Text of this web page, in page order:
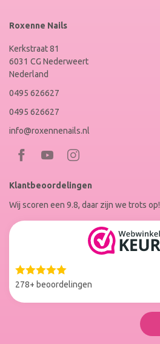
Roxenne Nails
Kerkstraat 81
6031 CG Nederweert
Nederland
0495 626627
0495 626627
info@roxennenails.nl
Bezoek
Facebook
op
Instagram
Klantbeoordelingen
Wij scoren een 9.8, daar zijn we trots op!
278+ beoordelingen
Web
Winkel